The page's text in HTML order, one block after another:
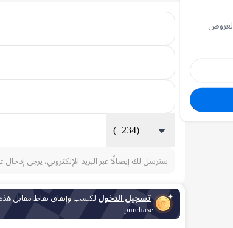
(+234)
سنرسل لك إيصالًا عبر البريد الإلكتروني، يرجى إدخال
تسجيل الدخول لكسب وإنفاق نقاط مقابل
purchase